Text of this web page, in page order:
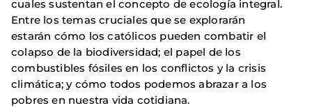
cuales sustentan el concepto de ecología integral.
Entre los temas cruciales que se explorarán
estarán cómo los católicos pueden combatir el
colapso de la biodiversidad; el papel de los
combustibles fósiles en los conflictos y la crisis
climática; y cómo todos podemos abrazar a los
pobres en nuestra vida cotidiana.